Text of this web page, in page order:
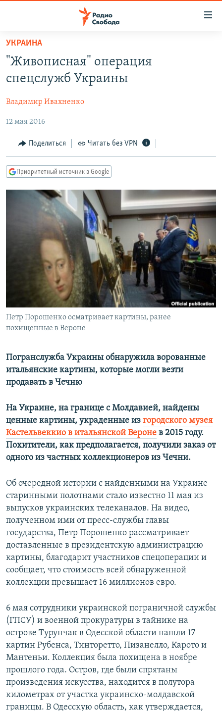
упрощенного
доступа
основному
Вернутся
главной
навигации
Вернутся
ПРОГРАММЫ
АВТОРСКИЕ ПРОЕКТЫ
ЦИТАТЫ СВОБОДЫ
МНЕНИЯ
КУЛЬТУРА
IDEL.РЕАЛИИ
КАВКАЗ.РЕАЛИИ
СЕВЕР.РЕАЛИИ
СИБИРЬ.РЕАЛИИ
РАСПИСАНИЕ ВЕЩАНИЯ
ПОДПИШИТЕСЬ НА РАССЫЛКУ
СОЦИАЛЬНЫЕ СЕТИ
УКРАИНА
"Живописная" операция
спецслужб Украины
Владимир Ивахненко
12 мая 2016
Поделиться Читать без VPN
Приоритетный источник в Google
Петр Порошенко осматривает картины, ранее
похищенные в Вероне
Погранслужба Украины обнаружила ворованные
итальянские картины, которые могли везти
продавать в Чечню
На Украине, на границе с Молдавией, найдены
ценные картины, украденные из городского музея
Кастельвеккио в итальянской Вероне в 2015 году.
Похитители, как предполагается, получили заказ от
одного из частных коллекционеров из Чечни.
Об очередной истории с найденными на Украине
старинными полотнами стало известно 11 мая из
выпусков украинских телеканалов. На видео,
полученном ими от пресс-службы главы
государства, Петр Порошенко рассматривает
доставленные в президентскую администрацию
картины, благодарит участников спецоперации и
сообщает, что стоимость всей обнаруженной
коллекции превышает 16 миллионов евро.
6 мая сотрудники украинской пограничной службы
(ГПСУ) и военной прокуратуры в тайнике на
острове Турунчак в Одесской области нашли 17
картин Рубенса, Тинторетто, Пизанелло, Карото и
Мантеньи. Коллекция была похищена в ноябре
прошлого года. Остров, где были спрятаны
произведения искусства, находится в полутора
километрах от участка украинско-молдавской
границы. В Одесскую область, как утверждается,